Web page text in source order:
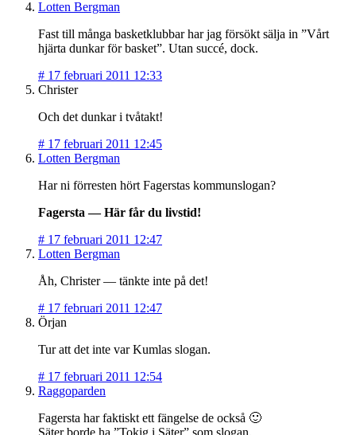
Lotten Bergman
Fast till många basketklubbar har jag försökt sälja in ”Vårt
hjärta dunkar för basket”. Utan succé, dock.
# 17 februari 2011 12:33
Christer
Och det dunkar i tvåtakt!
# 17 februari 2011 12:45
Lotten Bergman
Har ni förresten hört Fagerstas kommunslogan?
Fagersta — Här får du livstid!
# 17 februari 2011 12:47
Lotten Bergman
Åh, Christer — tänkte inte på det!
# 17 februari 2011 12:47
Örjan
Tur att det inte var Kumlas slogan.
# 17 februari 2011 12:54
Raggoparden
Fagersta har faktiskt ett fängelse de också 🙂
Säter borde ha ”Tokig i Säter” som slogan.